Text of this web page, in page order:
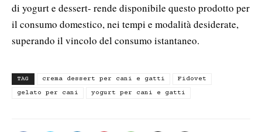
di yogurt e dessert- rende disponibile questo prodotto per
il consumo domestico, nei tempi e modalità desiderate,
superando il vincolo del consumo istantaneo.
TAG crema dessert per cani e gatti
Fidovet
gelato per cani
yogurt per cani e gatti